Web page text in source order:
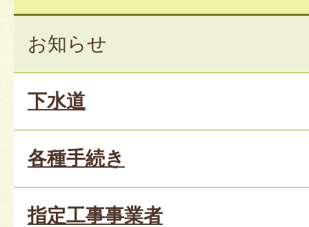
お知らせ
下水道
各種手続き
指定工事事業者